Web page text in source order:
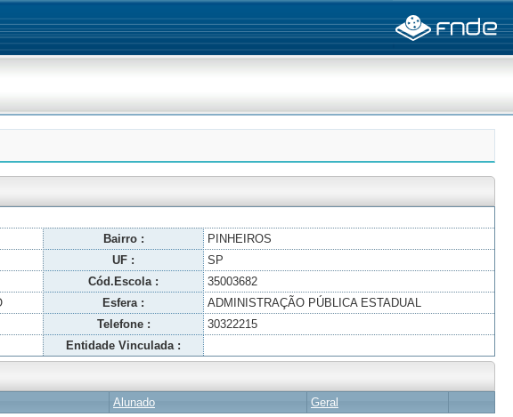
Bairro :
PINHEIROS
UF :
SP
Cód.Escola :
35003682
Esfera :
ADMINISTRAÇÃO PÚBLICA ESTADUAL
Telefone :
30322215
Entidade Vinculada :
Alunado Geral